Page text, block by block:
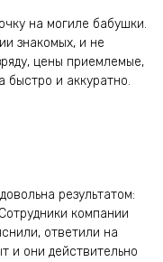
на могиле бабушки.
знакомых, и не
цены приемлемые,
быстро и аккуратно.
результатом:
компании
ответили на
и они действительно